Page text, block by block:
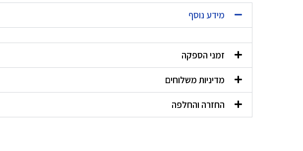
מידע נוסף
זמני הספקה
מדיניות משלוחים
החזרה והחלפה